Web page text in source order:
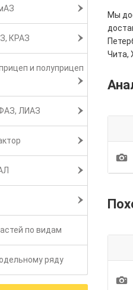
КРАЗ
и полуприцеп
ЛИАЗ
по видам
ряду
Мы
Чита,
1
1